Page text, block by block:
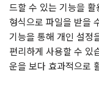
드할 수 있는 기능을
형식으로 파일을 받을
기능을 통해 개인 설정
편리하게 사용할 수 있
운을 보다 효과적으로